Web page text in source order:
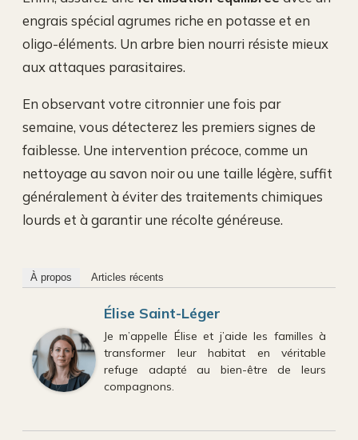
engrais spécial agrumes riche en potasse et en
oligo-éléments. Un arbre bien nourri résiste mieux
aux attaques parasitaires.
En observant votre citronnier une fois par
semaine, vous détecterez les premiers signes de
faiblesse. Une intervention précoce, comme un
nettoyage au savon noir ou une taille légère, suffit
généralement à éviter des traitements chimiques
lourds et à garantir une récolte généreuse.
À propos Articles récents
Élise Saint-Léger
Je m’appelle Élise et j’aide les familles à
transformer leur habitat en véritable
refuge adapté au bien-être de leurs
compagnons.